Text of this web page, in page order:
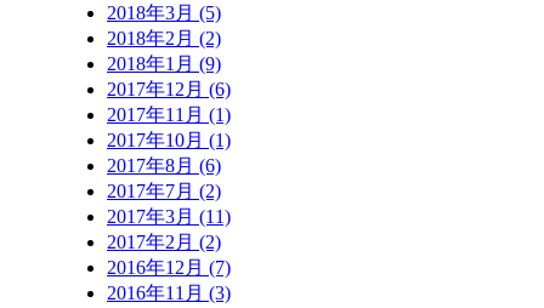
2018年3月 (5)
2018年2月 (2)
2018年1月 (9)
2017年12月 (6)
2017年11月 (1)
2017年10月 (1)
2017年8月 (6)
2017年7月 (2)
2017年3月 (11)
2017年2月 (2)
2016年12月 (7)
2016年11月 (3)